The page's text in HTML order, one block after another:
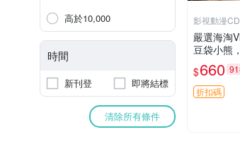
高於10,000
時間
新刊登 即將結標
清除所有條件
影視動漫
嚴選海淘
豆袋小熊
全，坐高
吊牌收藏
得擁有 玩
$660
折扣碼